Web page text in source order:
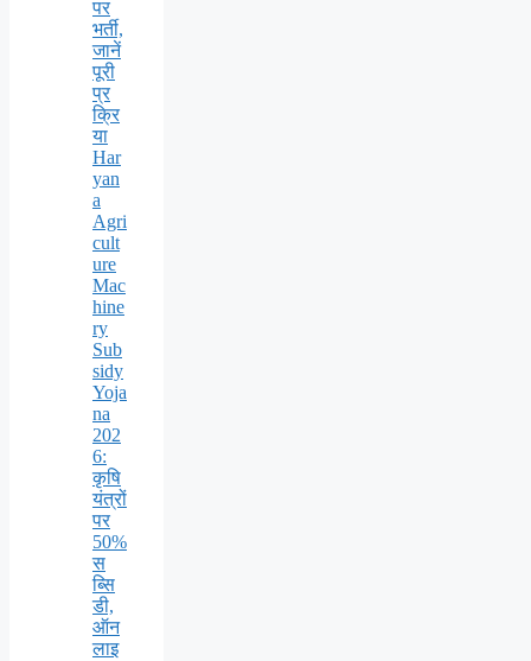
पर
भर्ती,
जानें
पूरी
प्र
क्रि
या
Har
yan
a
Agri
cult
ure
Mac
hine
ry
Sub
sidy
Yoja
na
202
6:
कृषि
यंत्रों
पर
50%
स
ब्सि
डी,
ऑन
लाइ